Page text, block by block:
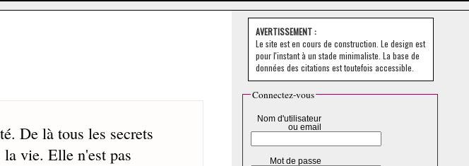
De là tous les secrets
vie. Elle n'est pas
AVERTISSEMENT :
Le site est en cours de construction. Le design est
pour l'instant à un stade minimaliste. La base de
données des citations est toutefois accessible.
Connectez-vous
Nom d'utilisateur
ou email
Mot de passe